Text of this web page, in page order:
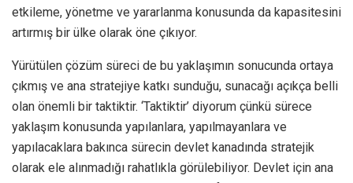
etkileme, yönetme ve yararlanma konusunda da kapasitesini
artırmış bir ülke olarak öne çıkıyor.
Yürütülen çözüm süreci de bu yaklaşımın sonucunda ortaya
çıkmış ve ana stratejiye katkı sunduğu, sunacağı açıkça belli
olan önemli bir taktiktir. ‘Taktiktir’ diyorum çünkü sürece
yaklaşım konusunda yapılanlara, yapılmayanlara ve
yapılacaklara bakınca sürecin devlet kanadında stratejik
olarak ele alınmadığı rahatlıkla görülebiliyor. Devlet için ana